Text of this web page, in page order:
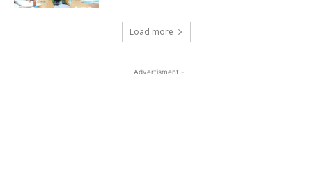
Load more
- Advertisment -